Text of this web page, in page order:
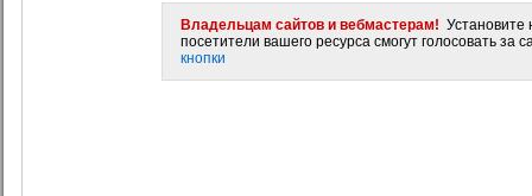
Владельцам сайтов и вебмастерам! Установите
посетители вашего ресурса смогут голосовать за
кнопки